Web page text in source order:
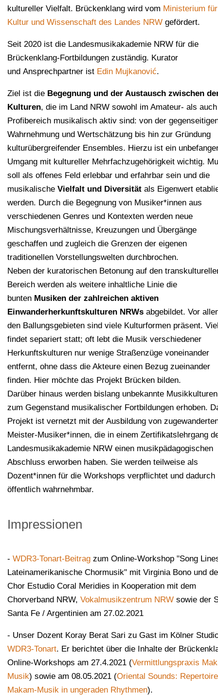
kultureller Vielfalt. Brückenklang wird vom Ministerium für
Kultur und Wissenschaft des Landes NRW gefördert.
Seit 2020 ist die Landesmusikakademie NRW für die
Brückenklang-Fortbildungen zuständig. Kurator
und Ansprechpartner ist Edin Mujkanović.
Ziel ist die Begegnung und der Austausch zwischen
Kulturen, die im Land NRW sowohl im Amateur- als
Profibereich musikalisch aktiv sind: von der
Wahrnehmung und Wertschätzung bis hin zur Gründung
kulturübergreifender Ensembles. Hierzu ist ein
Umgang mit kultureller Mehrfachzugehörigkeit wichtig.
soll als offenes Feld erlebbar und erfahrbar sein und die
musikalische Vielfalt und Diversität als Eigenwert
werden. Durch die Begegnung von Musiker*innen aus
verschiedenen Genres und Kontexten werden neue
Mischungsverhältnisse, Kreuzungen und Übergänge
geschaffen und zugleich die Grenzen der eigenen
traditionellen Vorstellungswelten durchbrochen.
Neben der kuratorischen Betonung auf den
Bereich werden als weitere inhaltliche Linie die
bunten Musiken der zahlreichen aktiven
Einwanderherkunftskulturen NRWs abgebildet. Vor
den Ballungsgebieten sind viele Kulturformen präsent.
findet separiert statt; oft lebt die Musik verschiedener
Herkunftskulturen nur wenige Straßenzüge voneinander
entfernt, ohne dass die Akteure einen Bezug zueinander
finden. Hier möchte das Projekt Brücken bilden.
Darüber hinaus werden bislang unbekannte Musikkulturen
zum Gegenstand musikalischer Fortbildungen erhoben.
Projekt ist vernetzt mit der Ausbildung von
Meister-Musiker*innen, die in einem Zertifikatslehrgang
Landesmusikakademie NRW einen musikpädagogischen
Abschluss erworben haben. Sie werden teilweise als
Dozent*innen für die Workshops verpflichtet und dadurch
öffentlich wahrnehmbar.
Impressionen
- WDR3-Tonart-Beitrag zum Online-Workshop "Song
Lateinamerikanische Chormusik" mit Virginia Bono und
Chor Estudio Coral Meridies in Kooperation mit dem
Chorverband NRW, Vokalmusikzentrum NRW sowie der
Santa Fe / Argentinien am 27.02.2021
- Unser Dozent Koray Berat Sari zu Gast im Kölner
WDR3-Tonart. Er berichtet über die Inhalte der
Online-Workshops am 27.4.2021 (Vermittlungspraxis
Musik) sowie am 08.05.2021 (Oriental Sounds: Repertoire
Makam-Musik in ungeraden Rhythmen).